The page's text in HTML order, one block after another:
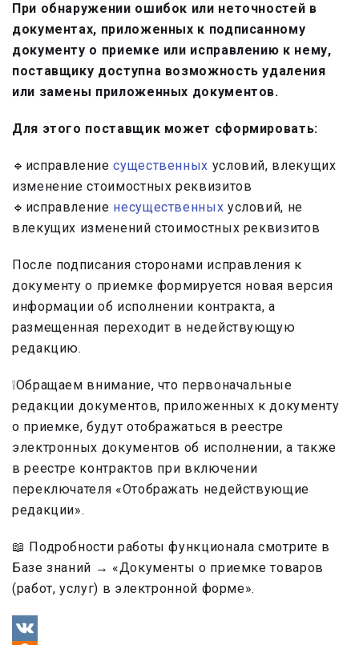
При обнаружении ошибок или неточностей в
документах, приложенных к подписанному
документу о приемке или исправлению к нему,
поставщику доступна возможность удаления
или замены приложенных документов.
Для этого поставщик может сформировать:
🔹исправлениесущественных условий, влекущих
изменение стоимостных реквизитов
🔹исправление несущественных условий, не
влекущих изменений стоимостных реквизитов
После подписания сторонами исправления к
документу о приемке формируется новая версия
информации об исполнении контракта, а
размещенная переходит в недействующую
редакцию.
❕Обращаем внимание, что первоначальные
редакции документов, приложенных к документу
о приемке, будут отображаться в реестре
электронных документов об исполнении, а также
в реестре контрактов при включении
переключателя «Отображать недействующие
редакции».
📖 Подробности работы функционала смотрите в
Базе знаний → «Документы о приемке товаров
(работ, услуг) в электронной форме».